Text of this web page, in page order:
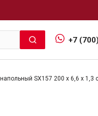
SX157 200 х 6,6 х 1,3
+7